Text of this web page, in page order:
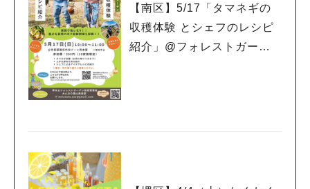
【南区】5/17「タマネギの
収穫体験 とシェフのレシピ
紹介」@フォレストガーデ